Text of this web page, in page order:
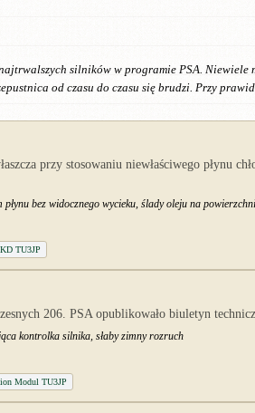
silników w programie PSA.
od czasu do czasu się brudzi. Przy
przy stosowaniu niewłaściwego płynu
bez widocznego wycieku, ślady oleju na
TU3JP
206. PSA opublikowało biuletyn
kontrolka silnika, słaby zimny rozruch
Modul TU3JP